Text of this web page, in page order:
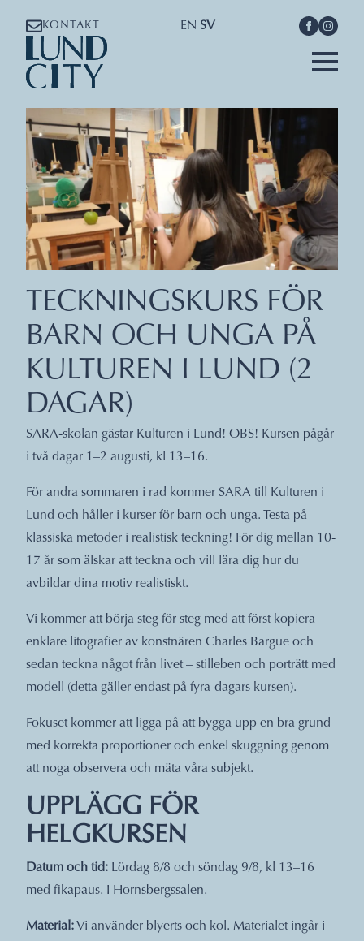
KONTAKT EN SV
TECKNINGSKURS FÖR
BARN OCH UNGA PÅ
KULTUREN I LUND (2
DAGAR)
SARA-skolan gästar Kulturen i Lund! OBS! Kursen pågår
i två dagar 1–2 augusti, kl 13–16.
För andra sommaren i rad kommer SARA till Kulturen i
Lund och håller i kurser för barn och unga. Testa på
klassiska metoder i realistisk teckning! För dig mellan 10-
17 år som älskar att teckna och vill lära dig hur du
avbildar dina motiv realistiskt.
Vi kommer att börja steg för steg med att först kopiera
enklare litografier av konstnären Charles Bargue och
sedan teckna något från livet – stilleben och porträtt med
modell (detta gäller endast på fyra-dagars kursen).
Fokuset kommer att ligga på att bygga upp en bra grund
med korrekta proportioner och enkel skuggning genom
att noga observera och mäta våra subjekt.
UPPLÄGG FÖR
HELGKURSEN
Datum och tid: Lördag 8/8 och söndag 9/8, kl 13–16
med fikapaus. I Hornsbergssalen.
Material: Vi använder blyerts och kol. Materialet ingår i